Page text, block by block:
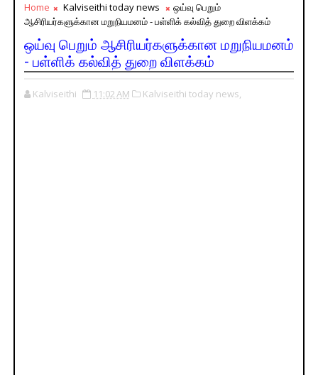
Home Kalviseithi today news
ஒய்வு பெறும்
ஆசிரியர்களுக்கான மறுநியமனம் - பள்ளிக் கல்வித் துறை விளக்கம்
ஒய்வு பெறும் ஆசிரியர்களுக்கான மறுநியமனம்
- பள்ளிக் கல்வித் துறை விளக்கம்
Kalviseithi 11:02 AM Kalviseithi today news,